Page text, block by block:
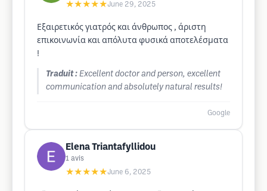
★★★★★June 29, 2025
Εξαιρετικός γιατρός και άνθρωπος , άριστη
επικοινωνία και απόλυτα φυσικά αποτελέσματα
!
Traduit : Excellent doctor and person, excellent
communication and absolutely natural results!
Google
Elena Triantafyllidou
1 avis
★★★★★June 6, 2025